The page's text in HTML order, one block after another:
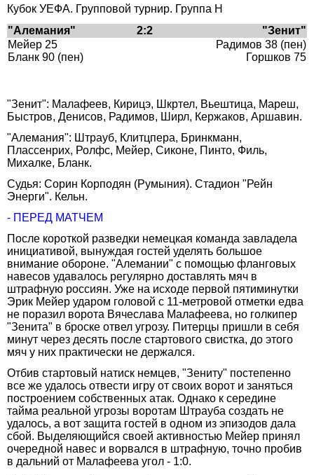
Кубок УЕФА. Групповой турнир. Группа Н
"Алемания"
2:2
"Зенит"
Мейер 25
Бланк 90 (пен)
Радимов 38 (пен)
Горшков 75
"Зенит": Малафеев, Кирицэ, Шкртел, Вьештица, Мареш,
Быстров, Денисов, Радимов, Ширл, Кержаков, Аршавин.
"Алемания": Штрауб, Клитцпера, Бринкманн,
Плассенрих, Ролфс, Мейер, Сиконе, Пинто, Филь,
Михалке, Бланк.
Судья: Сорин Корподян (Румыния). Стадион "Рейн
Энерги". Кельн.
- ПЕРЕД МАТЧЕМ
После короткой разведки немецкая команда завладела
инициативой, вынуждая гостей уделять большое
внимание обороне. "Алемании" с помощью фланговых
навесов удавалось регулярно доставлять мяч в
штрафную россиян. Уже на исходе первой пятиминутки
Эрик Мейер ударом головой с 11-метровой отметки едва
не поразил ворота Вячеслава Малафеева, но голкипер
"Зенита" в броске отвел угрозу. Питерцы пришли в себя
минут через десять после стартового свистка, до этого
мяч у них практически не держался.
Отбив стартовый натиск немцев, "Зениту" постепенно
все же удалось отвести игру от своих ворот и заняться
построением собственных атак. Однако к середине
тайма реальной угрозы воротам Штрауба создать не
удалось, а вот защита гостей в одном из эпизодов дала
сбой. Выделяющийся своей активностью Мейер принял
очередной навес и ворвался в штрафную, точно пробив
в дальний от Малафеева угол - 1:0.